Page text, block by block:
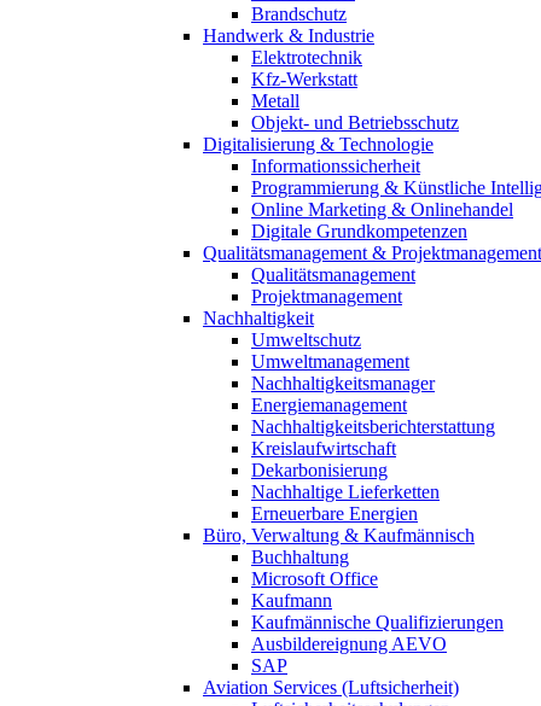
Brandschutz
Handwerk & Industrie
Elektrotechnik
Kfz-Werkstatt
Metall
Objekt- und Betriebsschutz
Digitalisierung & Technologie
Informationssicherheit
Programmierung & Künstliche
Online Marketing & Onlinehandel
Digitale Grundkompetenzen
Qualitätsmanagement & Projektmanagement
Qualitätsmanagement
Projektmanagement
Nachhaltigkeit
Umweltschutz
Umweltmanagement
Nachhaltigkeitsmanager
Energiemanagement
Nachhaltigkeitsberichterstattung
Kreislaufwirtschaft
Dekarbonisierung
Nachhaltige Lieferketten
Erneuerbare Energien
Büro, Verwaltung & Kaufmännisch
Buchhaltung
Microsoft Office
Kaufmann
Kaufmännische Qualifizierungen
Ausbildereignung AEVO
SAP
Aviation Services (Luftsicherheit)